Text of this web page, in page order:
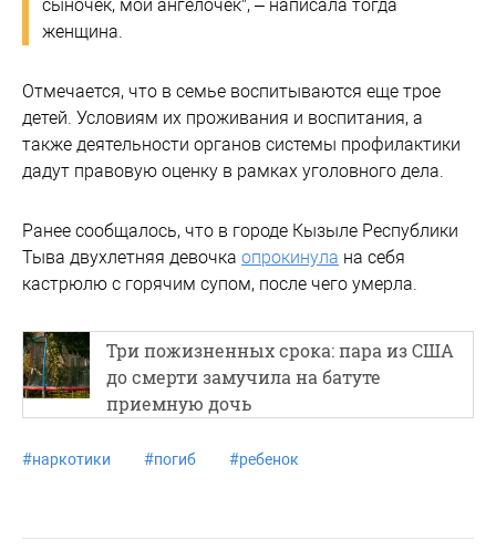
сыночек, мой ангелочек", – написала тогда
женщина.
Отмечается, что в семье воспитываются еще трое
детей. Условиям их проживания и воспитания, а
также деятельности органов системы профилактики
дадут правовую оценку в рамках уголовного дела.
Ранее сообщалось, что в городе Кызыле Республики
Тыва двухлетняя девочка опрокинула на себя
кастрюлю с горячим супом, после чего умерла.
Три пожизненных срока: пара из США
до смерти замучила на батуте
приемную дочь
#наркотики #погиб #ребенок